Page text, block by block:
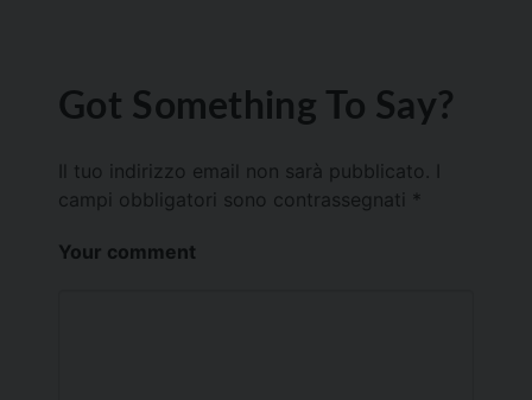
Got Something To Say?
Il tuo indirizzo email non sarà pubblicato.
campi obbligatori sono contrassegnati *
Your comment